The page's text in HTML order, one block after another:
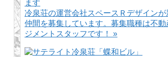
冷泉荘の運営会社スペースＲデザインが
仲間を募集しています。募集職種は不動
ジメントスタッフです！ »